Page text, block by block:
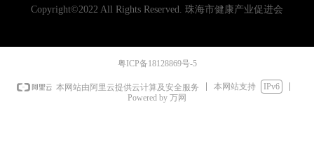
Copyright©2022 All Rights Reserved. 珠海市健康产业促进会
粤ICP备18128869号-5
本网站由阿里云提供云计算及安全服务 本网站支持
IPv6
Powered by 万网